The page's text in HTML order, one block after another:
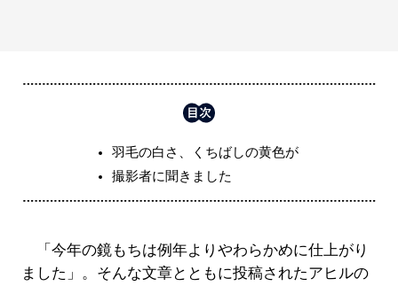
羽毛の白さ、くちばしの黄色が
撮影者に聞きました
「今年の鏡もちは例年よりやわらかめに仕上がり
ました」。そんな文章とともに投稿されたアヒルの